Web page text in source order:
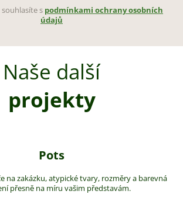
s podmínkami ochrany osobních
údajů
Naše další
projekty
Pots
na zakázku, atypické tvary, rozměry a barevná
přesně na míru vašim představám.